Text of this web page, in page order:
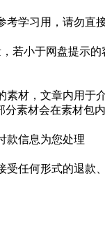
学习用，请勿
若小于网盘提示
材，文章内用
素材会在素材包
款信息为您处理
任何形式的退款